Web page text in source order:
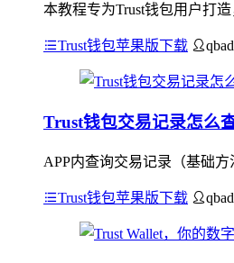
本教程专为Trust钱包用户打
Trust钱包苹果版下载
Trust钱包交易记录怎么
APP内查询交易记录（基础
Trust钱包苹果版下载